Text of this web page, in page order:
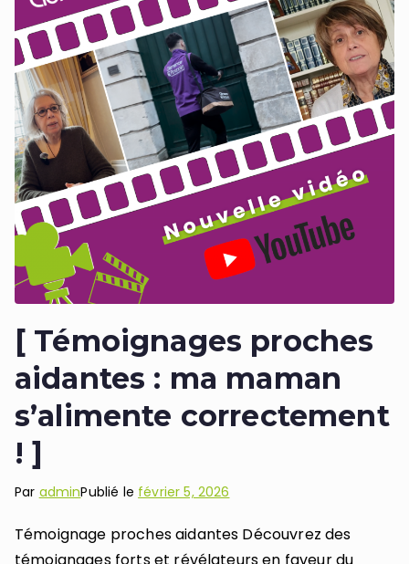
[ Témoignages proches
aidantes : ma maman
s’alimente correctement
! ]
Par adminPublié le février 5, 2026
Témoignage proches aidantes Découvrez des